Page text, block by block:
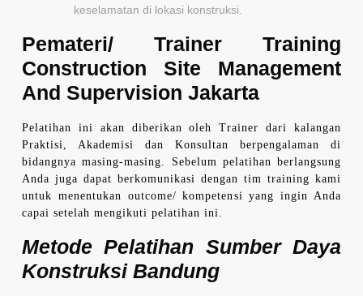
keselamatan di lokasi konstruksi.
Pemateri/ Trainer Training
Construction Site Management
And Supervision Jakarta
Pelatihan ini akan diberikan oleh Trainer dari kalangan
Praktisi, Akademisi dan Konsultan berpengalaman di
bidangnya masing-masing. Sebelum pelatihan berlangsung
Anda juga dapat berkomunikasi dengan tim training kami
untuk menentukan outcome/ kompetensi yang ingin Anda
capai setelah mengikuti pelatihan ini.
MetodePelatihan Sumber Daya
Konstruksi Bandung